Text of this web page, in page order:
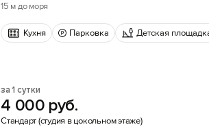
15 м до моря
Кухня Парковка Детская
за 1 сутки
4 000 руб.
Стандарт (студия в цокольном этаже)